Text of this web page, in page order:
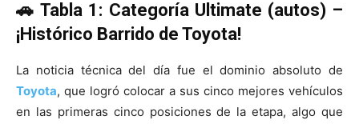
🚗 Tabla 1: Categoría Ultimate (autos) –
¡Histórico Barrido de Toyota!
La noticia técnica del día fue el dominio absoluto de
Toyota, que logró colocar a sus cinco mejores vehículos
en las primeras cinco posiciones de la etapa, algo que